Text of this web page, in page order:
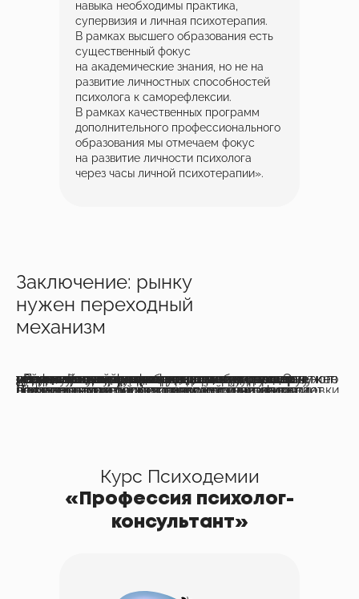
навыка необходимы практика,
супервизия и личная психотерапия.
В рамках высшего образования есть
существенный фокус
на академические знания, но не на
развитие личностных способностей
психолога к саморефлексии.
В рамках качественных программ
дополнительного профессионального
образования мы отмечаем фокус
на развитие личности психолога
через часы личной психотерапии».
Заключение: рынку
нужен переходный
механизм
764 выпускника разных школ говорят, что им нужен понятный путь выхода на рынок, юридическая грамотность на старте, поддержка в первые месяцы. Качественные программы дополнительного профессионального образования закрывают теоретический фундамент, соответствуют действующему профессиональному стандарту «Психолог-консультант» и создают условия реального входа в профессию через практику, супервизию, юридическую грамотность, маркетинг услуг, карьерную навигацию, сообщество. Это определяет, выйдет ли специалист к реальным людям, нуждающимся в помощи.
Для специалистов, которые уже практикуют по программам профессиональной переподготовки, важен переходный механизм: путь признания накопленного опыта и достройки квалификации. Регулирование психологической деятельности эффективно настолько, насколько оно учитывает реальные потребности специалистов.
Курс Психодемии
«Профессия психолог-
консультант»